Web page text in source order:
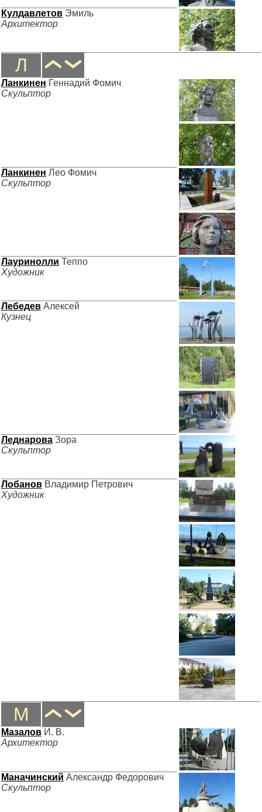
Кулдавлетов Эмиль
Архитектор
Л
Ланкинен Геннадий Фомич
Скульптор
Ланкинен Лео Фомич
Скульптор
Лауринолли Теппо
Художник
Лебедев Алексей
Кузнец
Леднарова Зора
Скульптор
Лобанов Владимир Петрович
Художник
М
Мазалов И. В.
Архитектор
Маначинский Александр Федорович
Скульптор